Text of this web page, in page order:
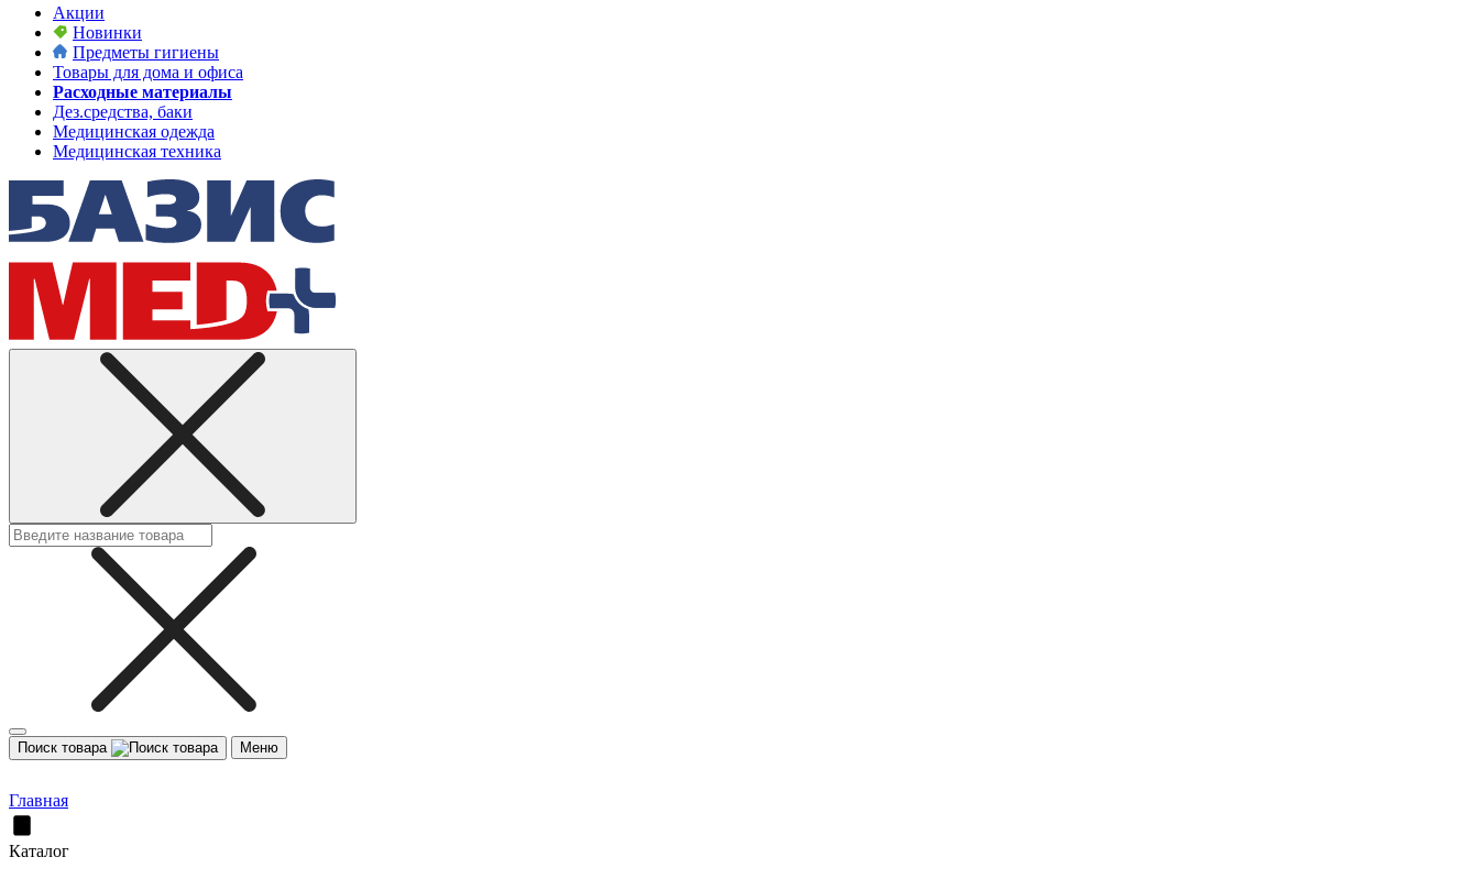
Акции
Новинки
Предметы гигиены
Товары для дома и офиса
Расходные материалы
Дез.средства, баки
Медицинская одежда
Медицинская техника
Поиск товара Меню
Главная
Каталог